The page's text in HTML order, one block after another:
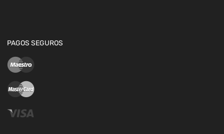
PAGOS SEGUROS